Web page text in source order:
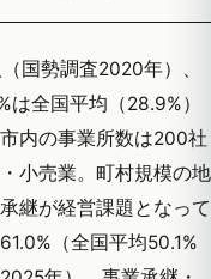
国勢調査2020年）、
全国平均（28.9%）
内の事業所数は200社
小売業。町村規模の地
継が経営課題となって
（全国平均50.1%